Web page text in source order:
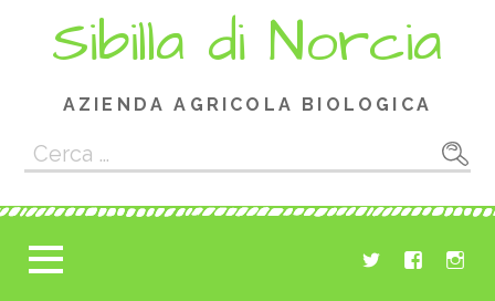
Sibilla di Norcia
AZIENDA AGRICOLA BIOLOGICA
Ricerca
per: